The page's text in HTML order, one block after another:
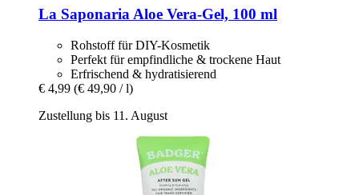
La SaponariaAloe Vera-​Gel, 100 ml
Rohstoff für DIY-Kosmetik
Perfekt für empfindliche & trockene Haut
Erfrischend & hydratisierend
€ 4,99 (€ 49,90 / l)
Zustellung bis 11. August